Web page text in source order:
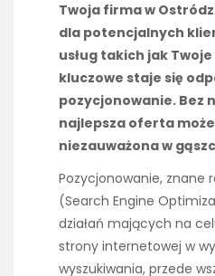
Twoja firma w
dla potencjalnych
usług takich jak
kluczowe staje się
pozycjonowanie. Bez
najlepsza oferta
niezauważona w
Pozycjonowanie, znane
(Search Engine
działań mających na
strony internetowej w
wyszukiwania, przede